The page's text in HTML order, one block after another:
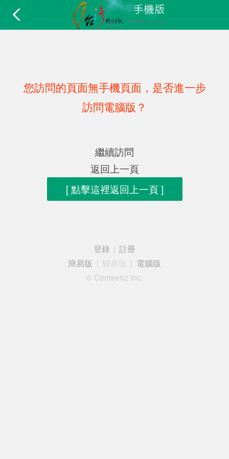
您訪問的頁面無手機頁面，是否進一步
訪問電腦版？
繼續訪問
返回上一頁
[ 點擊這裡返回上一頁 ]
登錄
註冊
簡易版
觸屏版
電腦版
© Comsenz Inc.